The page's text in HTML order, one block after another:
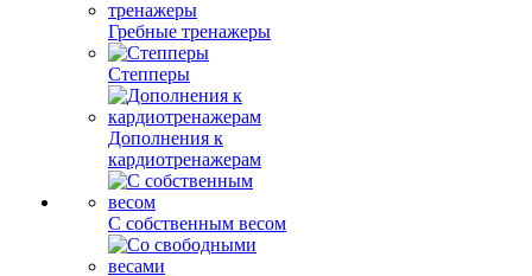
Гребные тренажеры
Степперы
Дополнения к
кардиотренажерам
С собственным весом